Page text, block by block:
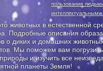
пользования
животных в естественной
Подробные описания
о диких и домашних
Мы поможем вам
и изучить все
планеты Земля!